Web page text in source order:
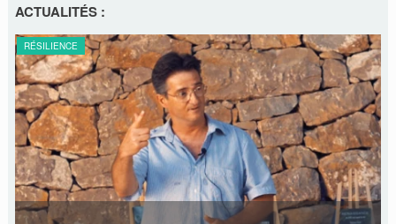
ACTUALITÉS :
RÉSILIENCE